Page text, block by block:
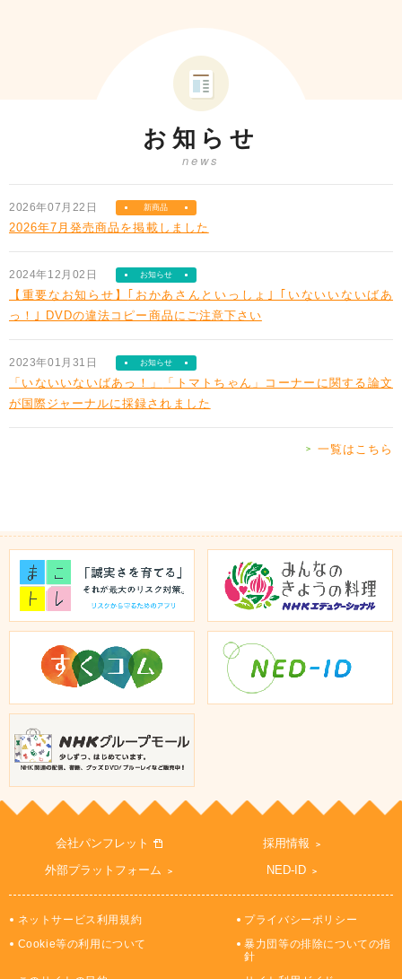
お知らせ
news
2026年07月22日 新商品
2026年7月発売商品を掲載しました
2024年12月02日 お知らせ
【重要なお知らせ】
｢おかあさんといっしょ｣ ｢いないいないばあ
っ！｣ DVDの違法コピー商品にご注意下さい
2023年01月31日 お知らせ
「いないいないばあっ！」
「トマトちゃん」コーナーに関する論文
が国際ジャーナルに採録されました
一覧はこちら
会社パンフレット
採用情報
外部プラットフォーム
NED-ID
ネットサービス利用規約
プライバシーポリシー
Cookie等の利用について
暴力団等の排除についての指
針